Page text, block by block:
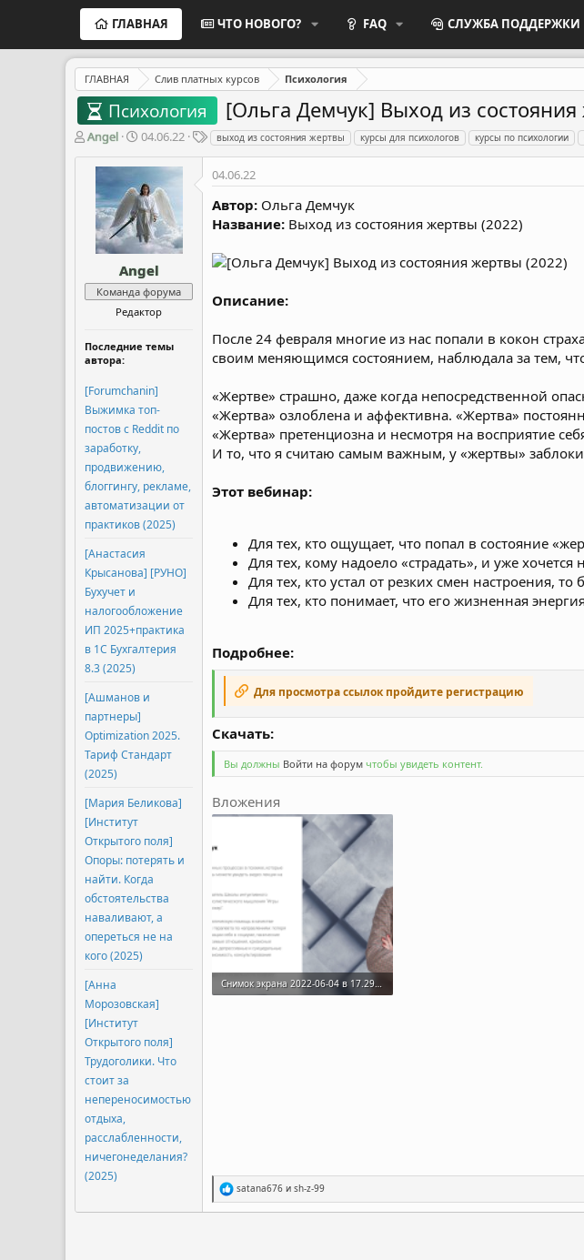
ГЛАВНАЯ ЧТО НОВОГО? FAQ СЛУЖБА ПОДДЕРЖКИ
ГЛАВНАЯ Слив платных курсов Психология
Психология [Ольга Демчук] Выход из
А
Angel
Д
т
а
н
а
ч
а
л
а
04.06.22
Т
г
и
выход из состояния жертвы курсы для психологов курсы по психологии
Angel
Команда форума
Редактор
Последние темы
автора:
[Forumchanin]
Выжимка топ-
постов с Reddit по
заработку,
продвижению,
блоггингу, рекламе,
автоматизации от
практиков (2025)
[Анастасия
Крысанова] [РУНО]
Бухучет и
налогообложение
ИП 2025+практика
в 1С Бухгалтерия
8.3 (2025)
[Ашманов и
партнеры]
Optimization 2025.
Тариф Стандарт
(2025)
[Мария Беликова]
[Институт
Открытого поля]
Опоры: потерять и
найти. Когда
обстоятельства
наваливают, а
опереться не на
кого (2025)
[Анна
Морозовская]
[Институт
Открытого поля]
Трудоголики. Что
стоит за
непереносимостью
отдыха,
расслабленности,
ничегонеделания?
(2025)
04.06.22
Автор: Ольга Демчук
Название: Выход из состояния жертвы (2022)
Описание:
После 24 февраля многие из нас попали в кокон
своим меняющимся состоянием, наблюдала за тем,
«Жертве» страшно, даже когда непосредственной
«Жертва» озлоблена и аффективна. «Жертва»
«Жертва» претенциозна и несмотря на восприятие
И то, что я считаю самым важным, у «жертвы»
Этот вебинар:
Для тех, кто ощущает, что попал в состояние
Для тех, кому надоело «страдать», и уже хочется
Для тех, кто устал от резких смен настроения, то
Для тех, кто понимает, что его жизненная
Подробнее:
Для просмотра ссылок пройдите регистрацию
Скачать:​
Вы должны Войти на форум чтобы увидеть контент.
Вложения
Р
е
а
satana676 и sh-z-99